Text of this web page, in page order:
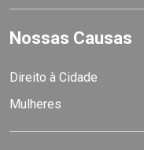
Nossas Causas
Direito à Cidade
Mulheres